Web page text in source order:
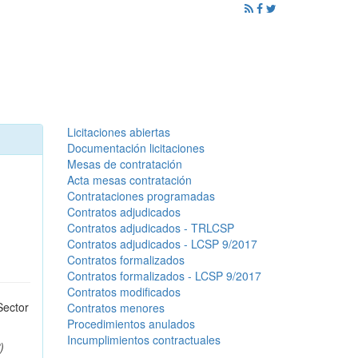
Licitaciones abiertas
Documentación licitaciones
Mesas de contratación
Acta mesas contratación
Contrataciones programadas
Contratos adjudicados
Contratos adjudicados - TRLCSP
Contratos adjudicados - LCSP 9/2017
Contratos formalizados
Contratos formalizados - LCSP 9/2017
Contratos modificados
Contratos menores
Procedimientos anulados
Incumplimientos contractuales